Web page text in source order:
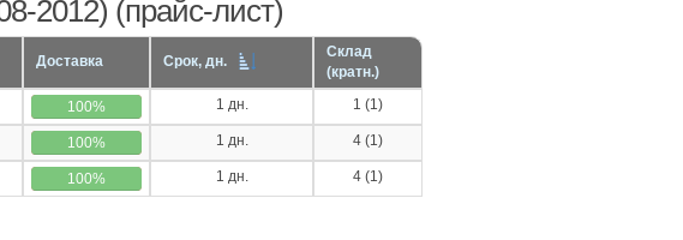
2012) (прайс-лист)
Доставка Срок, дн.
Склад
(кратн.)
100% 1 дн. 1 (1)
100% 1 дн. 4 (1)
100% 1 дн. 4 (1)